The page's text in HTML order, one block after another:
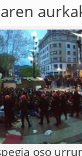
oso